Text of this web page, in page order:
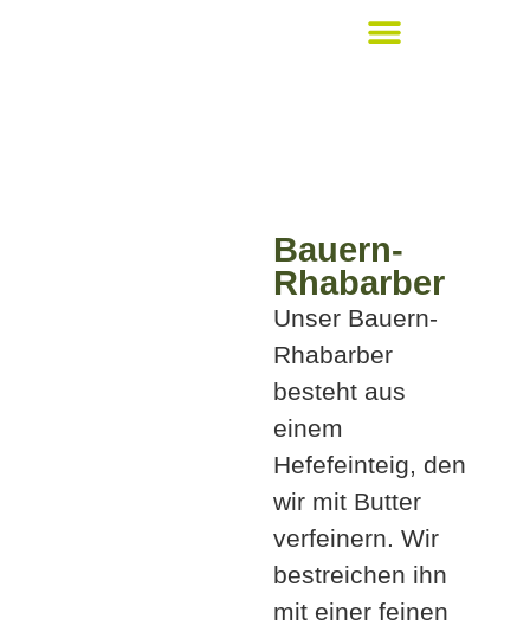
Bauern-
Rhabarber
Unser Bauern-
Rhabarber
besteht aus
einem
Hefefeinteig, den
wir mit Butter
verfeinern. Wir
bestreichen ihn
mit einer feinen